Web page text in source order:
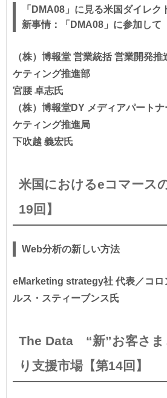
「DMA08」に見る米国ダイレク
新事情：「DMA08」に参加して
（株）博報堂 営業統括 営業開発
ケティング推進部
宮腰 卓志氏
（株）博報堂DY メディアパート
ケティング推進局
下吹越 義宏氏
米国におけるeコマース
19回】
Web分析の新しい方法
eMarketing strategy社 代表／コロ
ルス・スティーブンス氏
The Data “新”お客さま
り支援市場【第14回】